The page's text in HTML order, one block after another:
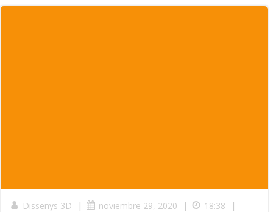
Dissenys 3D | noviembre 29, 2020 | 18:38 |